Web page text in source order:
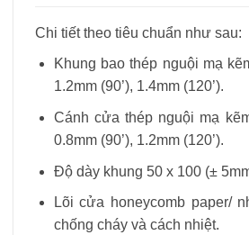
Chi tiết theo tiêu chuẩn như sau:
Khung bao thép nguội mạ
1.2mm (90’), 1.4mm (120’).
Cánh cửa thép nguội mạ
0.8mm (90’), 1.2mm (120’).
Độ dày khung 50 x 100 (±
Lõi cửa honeycomb paper/
chống cháy và cách nhiệt.